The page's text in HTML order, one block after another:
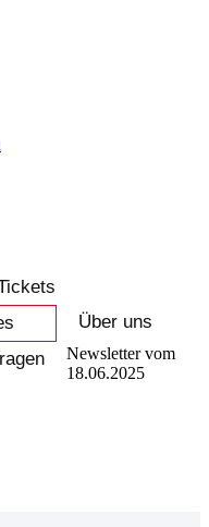
Über uns
Newsletter vom
18.06.2025